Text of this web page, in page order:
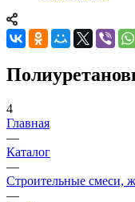
4
Главная
—
Каталог
—
Строительные смеси,
—